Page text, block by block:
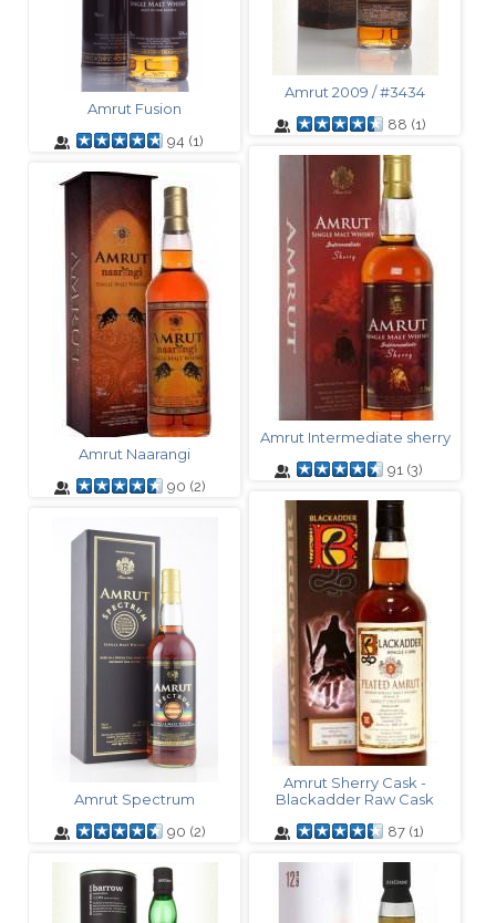
Amrut 2009 / #3434
88 (1)
Amrut Fusion
94 (1)
Amrut Intermediate sherry
91 (3)
Amrut Naarangi
90 (2)
Amrut Sherry Cask -
Blackadder Raw Cask
87 (1)
Amrut Spectrum
90 (2)